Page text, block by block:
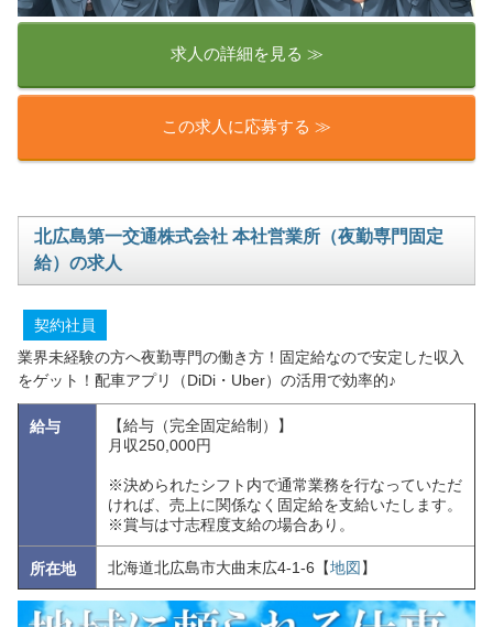
求人の詳細を見る ≫
この求人に応募する ≫
北広島第一交通株式会社 本社営業所（夜勤専門固定
給）の求人
契約社員
業界未経験の方へ夜勤専門の働き方！固定給なので安定した収入
をゲット！配車アプリ（DiDi・Uber）の活用で効率的♪
給与
【給与（完全固定給制）】
月収250,000円
※決められたシフト内で通常業務を行なっていただ
ければ、売上に関係なく固定給を支給いたします。
※賞与は寸志程度支給の場合あり。
所在地 北海道北広島市大曲末広4-1-6【地図 】